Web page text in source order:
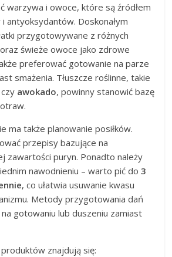
warzywa i owoce, które są źródłem
i antyoksydantów. Doskonałym
przygotowywane z różnych
świeże owoce jako zdrowe
preferować gotowanie na parze
smażenia. Tłuszcze roślinne, takie
czy awokado, powinny stanowić bazę
ma także planowanie posiłków.
przepisy bazujące na
zawartości puryn. Ponadto należy
nawodnieniu – warto pić do3
, co ułatwia usuwanie kwasu
Metody przygotowania dań
gotowaniu lub duszeniu zamiast
znajdują się: